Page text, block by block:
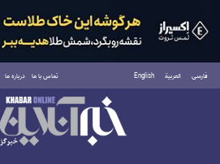
فارسی العربية English تماس با ما درباره ما
شنبه ۱۷ مرداد ۱۴۰۵